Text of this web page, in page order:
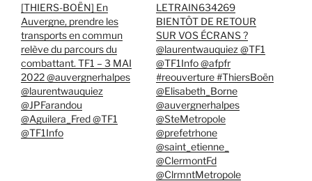
[THIERS-BOËN] En
Auvergne, prendre les
transports en commun
relève du parcours du
combattant. TF1 – 3 MAI
2022 @auvergnerhalpes
@laurentwauquiez
@JPFarandou
@Aguilera_Fred @TF1
@TF1Info
LETRAIN634269
BIENTÔT DE RETOUR
SUR VOS ÉCRANS ?
@laurentwauquiez @TF1
@TF1Info @afpfr
#reouverture #ThiersBoën
@Elisabeth_Borne
@auvergnerhalpes
@SteMetropole
@prefetrhone
@saint_etienne_
@ClermontFd
@ClrmntMetropole